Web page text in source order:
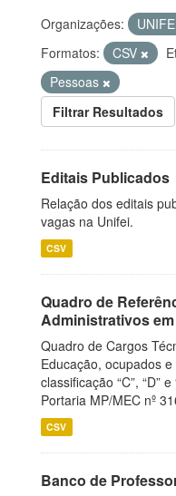
Organizações:
Formatos:
CSV
Pessoas
Filtrar Resultados
Editais Publicados
Relação dos editais
vagas na Unifei.
CSV
Quadro de
Administrativos
Quadro de Cargos
Educação, ocupados
classificação “C”, “D”
Portaria MP/MEC nº
CSV
Banco de